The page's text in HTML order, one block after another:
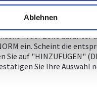
Ablehnen
auf das "Personen-
auf "DOKUMENTE
in der Zeile darunter
ein. Scheint die
Sie auf "HINZUFÜGEN"
Sie Ihre Auswahl